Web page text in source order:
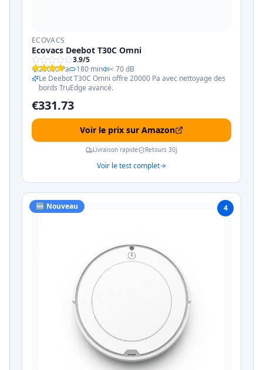
ECOVACS
Ecovacs Deebot T30C Omni
3.9/5
20000 Pa
180 min
< 70 dB
Le Deebot T30C Omni offre 20000 Pa avec nettoyage des
bords TruEdge avancé.
€331.73
Voir le prix sur Amazon
Livraison rapide Retours 30j
Voir le test complet
🆕 Nouveau 4